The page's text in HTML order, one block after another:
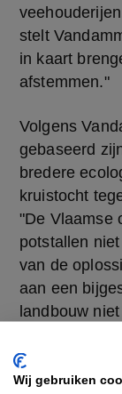
Wij gebruiken
stelt
in kaart
afstemmen."
Volgens
gebaseerd
bredere
kruistocht
"De Vlaamse
potstallen
van de
aan een
landbouw